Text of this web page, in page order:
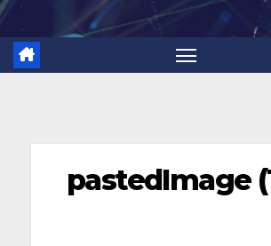
pastedImage